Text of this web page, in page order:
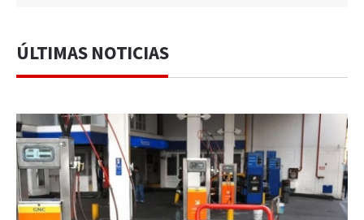
ÚLTIMAS NOTICIAS